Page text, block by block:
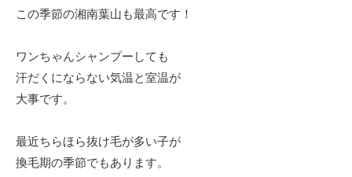
この季節の湘南葉山も最高です！
ワンちゃんシャンプーしても
汗だくにならない気温と室温が
大事です。
最近ちらほら抜け毛が多い子が
換毛期の季節でもあります。